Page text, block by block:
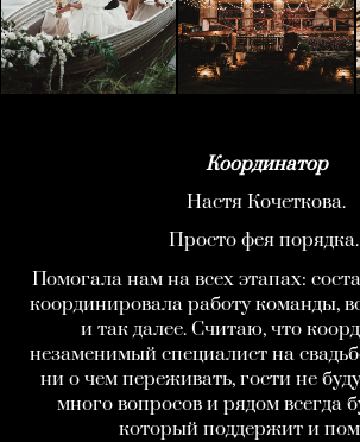
Координатор
Настя Кочеткова.
Просто фея порядка.
Помогала нам на всех этапах:
координировала работу команды,
и так далее. Считаю, что
незаменимый специалист на
ни о чем переживать, гости не
много вопросов и рядом всегда
который поддержит и